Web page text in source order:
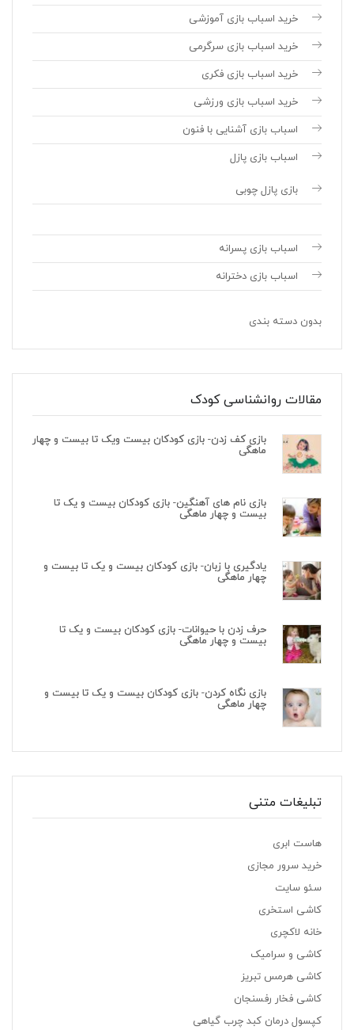
خرید اسباب بازی آموزشی
خرید اسباب بازی سرگرمی
خرید اسباب بازی فکری
خرید اسباب بازی ورزشی
اسباب بازی آشنایی با فنون
اسباب بازی پازل
بازی پازل چوبی
اسباب بازی پسرانه
اسباب بازی دخترانه
بدون دسته بندی
مقالات روانشناسی کودک
بازی کف زدن- بازی کودکان بیست ویک تا بیست و چهار
ماهگی
بازی نام های آهنگین- بازی کودکان بیست و یک تا
بیست و چهار ماهگی
یادگیری با زبان- بازی کودکان بیست و یک تا بیست و
چهار ماهگی
حرف زدن با حیوانات- بازی کودکان بیست و یک تا
بیست و چهار ماهگی
بازی نگاه کردن- بازی کودکان بیست و یک تا بیست و
چهار ماهگی
تبلیغات متنی
هاست ابری
خرید سرور مجازی
سئو سایت
کاشی استخری
خانه لاکچری
کاشی و سرامیک
کاشی هرمس تبریز
کاشی فخار رفسنجان
کپسول درمان کبد چرب گیاهی